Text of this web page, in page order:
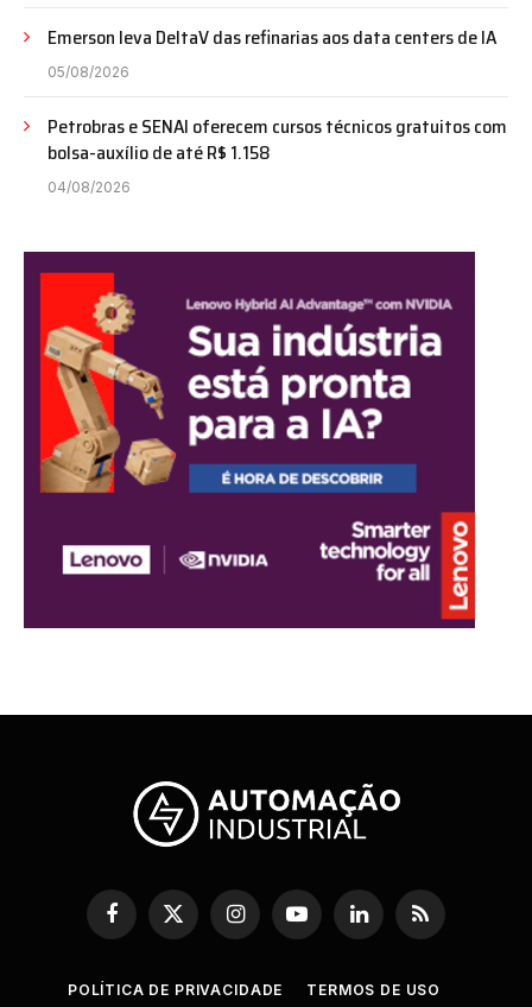
Emerson leva DeltaV das refinarias aos data centers de IA
05/08/2026
Petrobras e SENAI oferecem cursos técnicos gratuitos com
bolsa-auxílio de até R$ 1.158
04/08/2026
Facebook
X
(Twitter)
InstagramYouTubeLinkedInRSS
POLÍTICA DE PRIVACIDADE TERMOS DE USO